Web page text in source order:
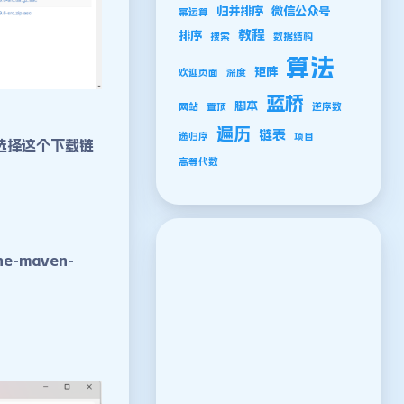
幂运算 归并排序 微信公众号
排序 搜索 教程 数据结构
欢迎页面 深度 矩阵 算法
网站 置顶 脚本 蓝桥 逆序数
递归序 遍历 链表 项目
高等代数
择这个下载链
maven-